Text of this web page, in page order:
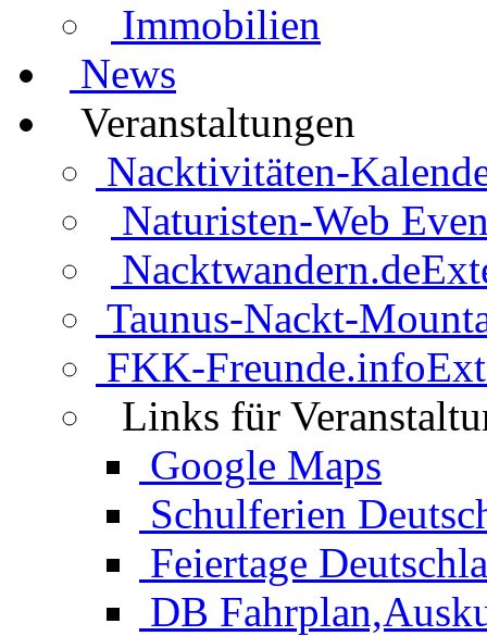
Immobilien
News
Veranstaltungen
Nacktivitäten-
Naturisten-Web
Nacktwandern.de
Taunus-Nackt-
FKK-Freunde.info
Links für
Google Maps
Schulferien
Feiertage
DB